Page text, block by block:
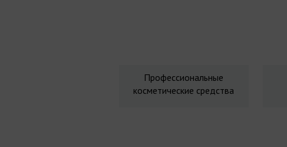
Профессиональные
косметические средства